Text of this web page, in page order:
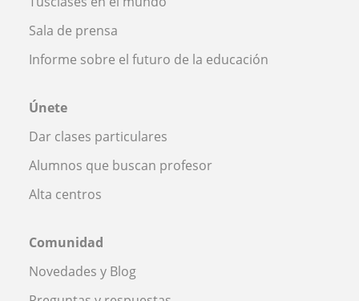
Sala de prensa
Informe sobre el futuro de la educación
Únete
Dar clases particulares
Alumnos que buscan profesor
Alta centros
Comunidad
Novedades y Blog